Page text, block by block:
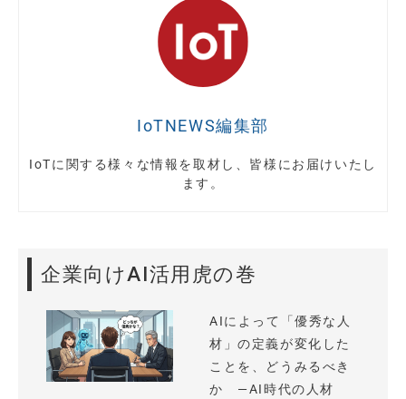
IoTNEWS編集部
IoTに関する様々な情報を取材し、皆様にお届けいたし
ます。
企業向けAI活用虎の巻
AIによって「優秀な人
材」の定義が変化した
ことを、どうみるべき
か —AI時代の人材